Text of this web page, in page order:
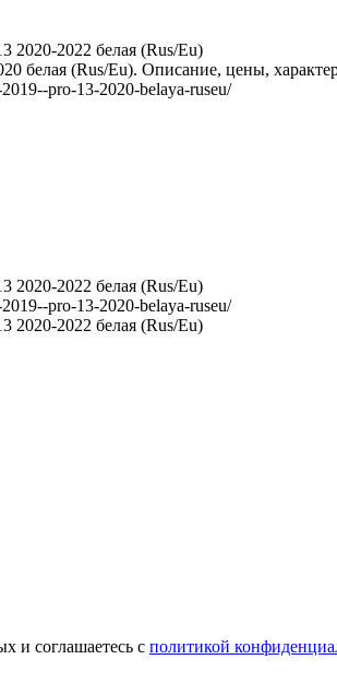
2022 белая (Rus/Eu)
белая (Rus/Eu). Описание, цены,
pro-13-2020-belaya-ruseu/
2022 белая (Rus/Eu)
pro-13-2020-belaya-ruseu/
2022 белая (Rus/Eu)
и соглашаетесь c политикой